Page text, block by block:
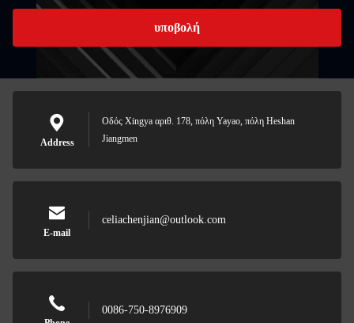
υποβολή
Address
Οδός Xingya αριθ. 178, πόλη Yayao, πόλη Heshan
Jiangmen
E-mail
celiachenjian@outlook.com
0086-750-8976909